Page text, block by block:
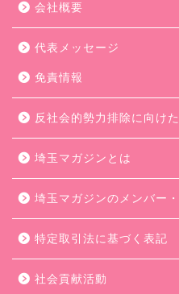
会社概要
代表メッセージ
免責情報
反社会的勢力排除に向け
埼玉マガジンとは
埼玉マガジンのメンバー
特定取引法に基づく表記
社会貢献活動